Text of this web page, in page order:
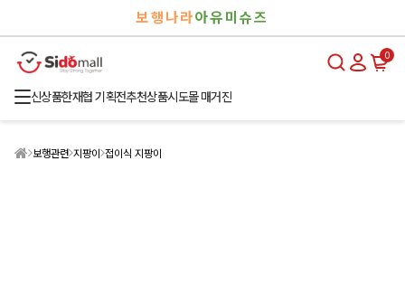
보행나라아유미슈즈
0
신상품한재협 기획전추천상품시도몰 매거진
보행관련 지팡이 접이식 지팡이